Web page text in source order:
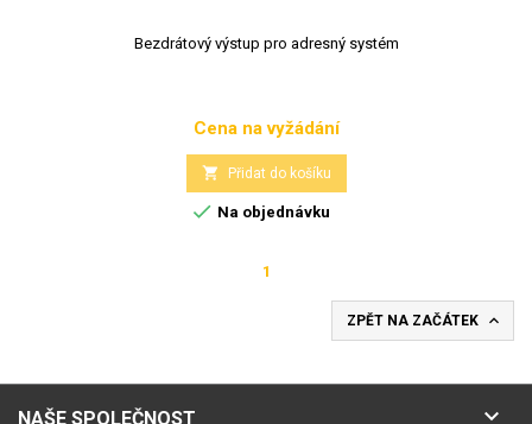
Bezdrátový výstup pro adresný systém
Cena
Cena na vyžádání
 Přidat do košíku
 Na objednávku
1
ZPĚT NA ZAČÁTEK 
NAŠE SPOLEČNOST 